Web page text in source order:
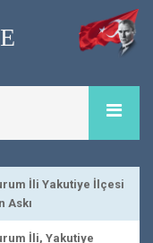
İli Yakutiye İlçesi
Askı
İli, Yakutiye